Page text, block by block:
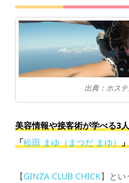
出典：ホス
美容情報や接客術が学べる3
「松田 まゆ（まつだ まゆ）
【GINZA CLUB CHICK】とい